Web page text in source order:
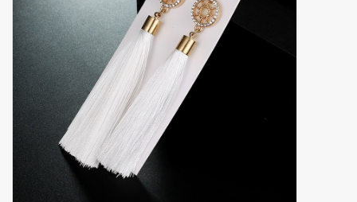
% Sale %
BLOG